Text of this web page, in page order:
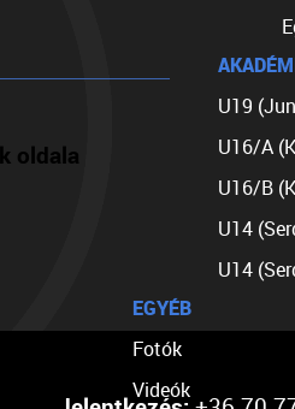
oldala
U19
U16/A
U16/B
U14
U14
EGYÉB
Fotók
Videók